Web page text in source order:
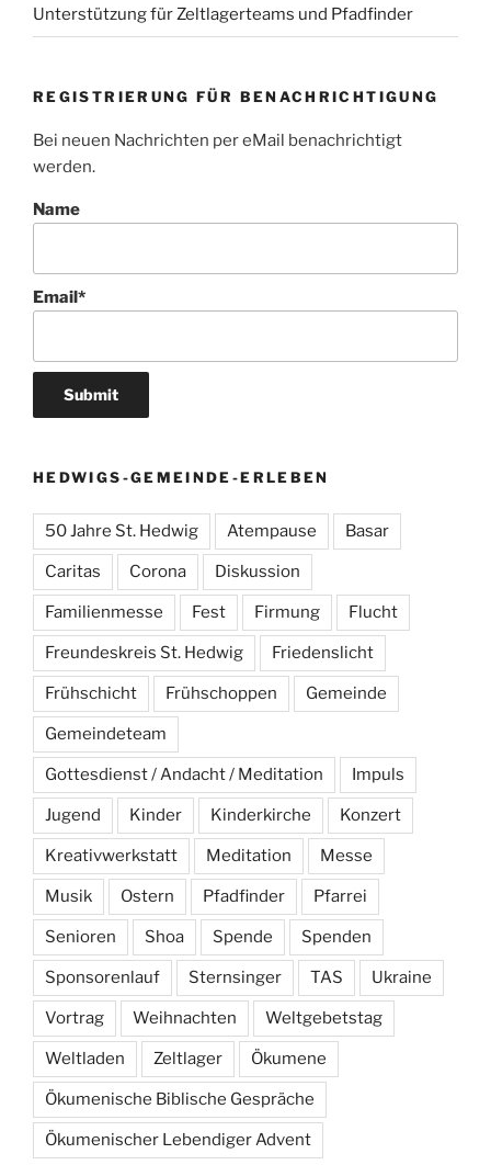
Unterstützung für Zeltlagerteams und Pfadfinder
REGISTRIERUNG FÜR BENACHRICHTIGUNG
Bei neuen Nachrichten per eMail benachrichtigt
werden.
Name
Email*
HEDWIGS-GEMEINDE-ERLEBEN
50 Jahre St. Hedwig Atempause Basar
Caritas Corona Diskussion
Familienmesse Fest Firmung Flucht
Freundeskreis St. Hedwig Friedenslicht
Frühschicht Frühschoppen Gemeinde
Gemeindeteam
Gottesdienst / Andacht / Meditation Impuls
Jugend Kinder Kinderkirche Konzert
Kreativwerkstatt Meditation Messe
Musik Ostern Pfadfinder Pfarrei
Senioren Shoa Spende Spenden
Sponsorenlauf Sternsinger TAS Ukraine
Vortrag Weihnachten Weltgebetstag
Weltladen Zeltlager Ökumene
Ökumenische Biblische Gespräche
Ökumenischer Lebendiger Advent